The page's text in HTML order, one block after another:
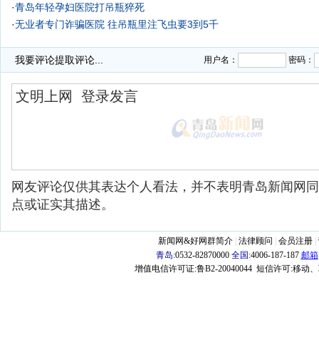
·青岛年轻孕妇医院打吊瓶猝死
·无业者专门诈骗医院 往吊瓶里注飞虫要3到5千
我要评论提取评论... 用户名： 密码：
网友评论仅供其表达个人看法，并不表明青岛新闻网
点或证实其描述。